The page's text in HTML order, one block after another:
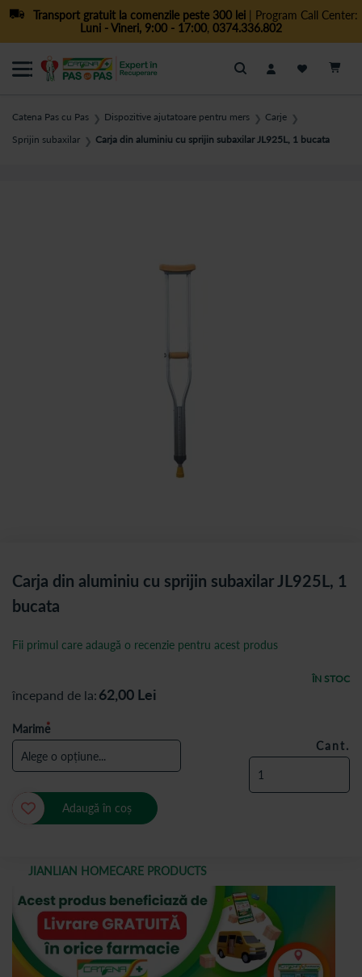
Transport gratuit la comenzile peste 300 lei| Program Call Center:
Luni - Vineri, 9:00 - 17:00, 0374.336.802
Cautare
Catena Pas cu Pas ❯ Dispozitive ajutatoare pentru mers ❯ Carje ❯
Sprijin subaxilar ❯ Carja din aluminiu cu sprijin subaxilar JL925L, 1 bucata
JIANLIAN HOMECARE PRODUCTS
Carja din aluminiu cu sprijin subaxilar JL925L, 1
bucata
ÎN STOC
Fii primul care adaugă o recenzie pentru acest produs
începand de la 62,00 Lei
Marime
Cant.
Adaugă în coș